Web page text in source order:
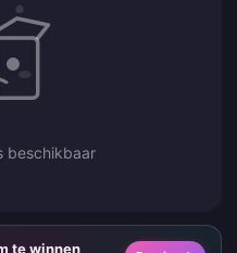
beschikbaar
te winnen